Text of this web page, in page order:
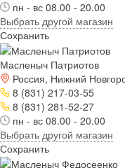
пн - вс 08.00 - 20.00
Выбрать другой магазин
Сохранить
Масленыч Патриотов
Россия, Нижний
8 (831) 217-03-55
8 (831) 281-52-27
пн - вс 08.00 - 20.00
Выбрать другой магазин
Сохранить